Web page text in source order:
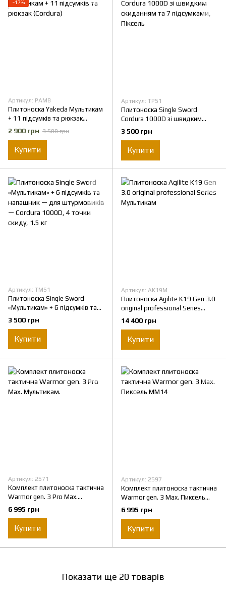
−17%
Артикул: PAM8
Плитоноска Yakeda Мультикам
+ 11 підсумків та рюкзак
(Cordura)
2 900 грн 3 500 грн
Купити
Артикул: TPS1
Плитоноска Single Sword
Cordura 1000D зі швидким
скиданням та 7 підсумками,
3 500 грн
Купити
Артикул: TMS1
Плитоноска Single Sword
«Мультикам» + 6 підсумків та
напашник — для штурмовиків
— Cordura 1000D, 4 точки
скиду, 1.5 кг
3 500 грн
Купити
Артикул: AK19M
Плитоноска Agilite K19 Gen 3.0
original professional Series
Мультикам
14 400 грн
Купити
Артикул: 2571
Комплект плитоноска тактична
Warmor gen. 3 Pro Max.
Мультикам.
6 995 грн
Купити
Артикул: 2597
Комплект плитоноска тактична
Warmor gen. 3 Max. Пиксель
ММ14
6 995 грн
Купити
Показати ще 20 товарів